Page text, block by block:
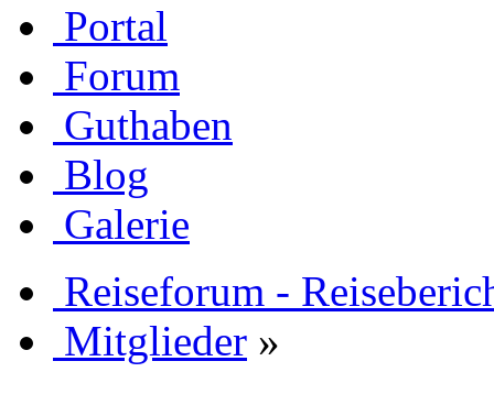
Portal
Forum
Guthaben
Blog
Galerie
Reiseforum -
Mitglieder »